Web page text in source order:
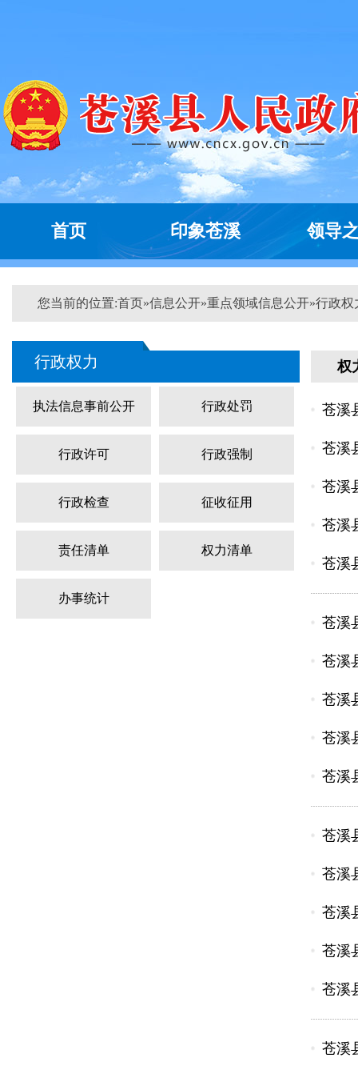
首页 印象苍溪 领导
您当前的位置:首页»信息公开»重点领域信息公开»行政权
行政权力
执法信息事前公开 行政处罚
行政许可 行政强制
行政检查 征收征用
责任清单 权力清单
办事统计
权
苍溪
苍溪
苍溪
苍溪
苍溪
苍溪
苍溪
苍溪
苍溪
苍溪
苍溪
苍溪
苍溪
苍溪
苍溪
苍溪